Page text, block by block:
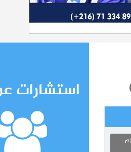
استشارات